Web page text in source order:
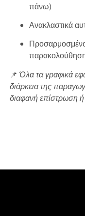
πάνω)
Ανακλαστικά
📌 Όλα τα γραφικά
διάρκεια της
διαφανή επίστρωση